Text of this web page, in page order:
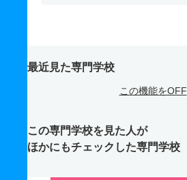
最近見た専門学校
この機能をOFF
この専門学校を見た人が
ほかにもチェックした専門学校